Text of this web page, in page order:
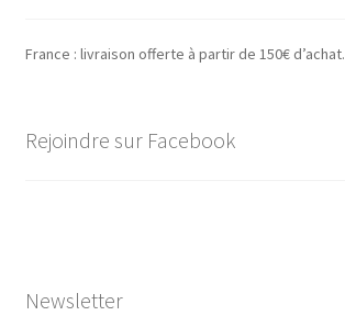
France : livraison offerte à partir de 150€ d’achat.
Rejoindre sur Facebook
Newsletter